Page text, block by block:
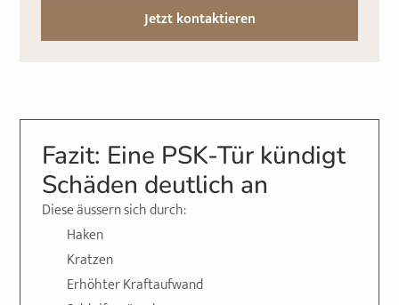
Jetzt kontaktieren
Fazit: Eine PSK-Tür kündigt
Schäden deutlich an
Diese äussern sich durch:
Haken
Kratzen
Erhöhter Kraftaufwand